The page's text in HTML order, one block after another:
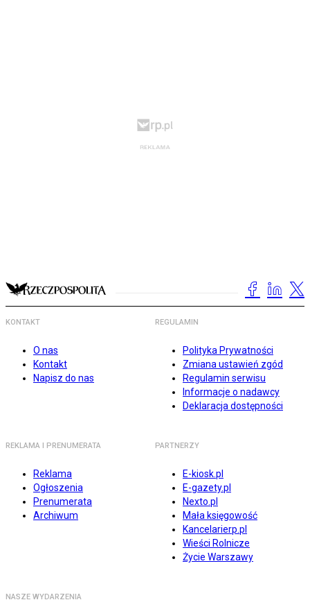
KONTAKT
O nas
Kontakt
Napisz do nas
REGULAMIN
Polityka Prywatności
Zmiana ustawień zgód
Regulamin serwisu
Informacje o nadawcy
Deklaracja dostępności
REKLAMA I PRENUMERATA
Reklama
Ogłoszenia
Prenumerata
Archiwum
PARTNERZY
E-kiosk.pl
E-gazety.pl
Nexto.pl
Mała księgowość
Kancelarierp.pl
Wieści Rolnicze
Życie Warszawy
NASZE WYDARZENIA